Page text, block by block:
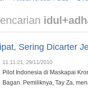
Sering Dicarter
11:11:21, 29/11/2010
Pilot Indonesia di Maskapai
Bagan. Pemiliknya, Tay Za,